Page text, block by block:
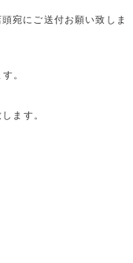
宛にご送付お願い致しま
。
ます。